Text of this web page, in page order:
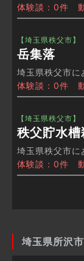
体験談：0件
【埼玉県秩父市】
岳集落
埼玉県秩父市に
体験談：0件
【埼玉県秩父市】
秩父貯水
埼玉県秩父市に
体験談：0件
埼玉県所沢